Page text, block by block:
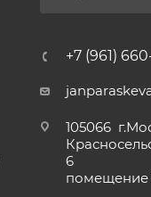
+7 (961)
105066
6
помещение